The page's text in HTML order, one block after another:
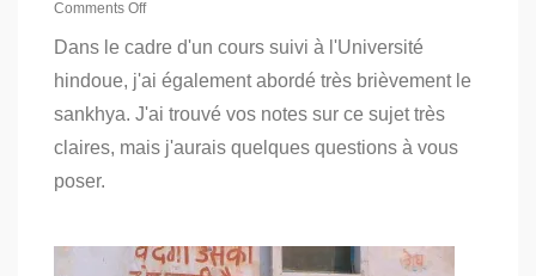
Comments Off
Questions
sur
sankhya
le
bouddhisme
Dans le cadre d'un cours suivi à l'Université
hindoue, j'ai également abordé très brièvement le
sankhya. J'ai trouvé vos notes sur ce sujet très
claires, mais j'aurais quelques questions à vous
poser.